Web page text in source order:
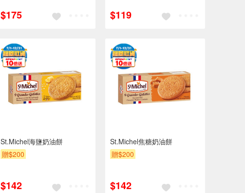
$175 $119
St.Michel海鹽奶油餅
贈$200
$142
St.Michel焦糖奶油餅
贈$200
$142